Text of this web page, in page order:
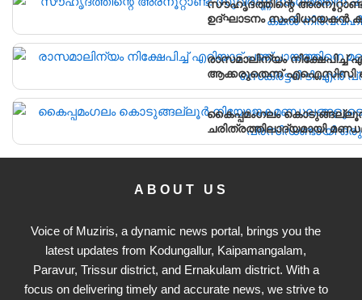
സൗഹൃദത്തിന്റെ
ഉദ്ഘാടനം സംവിധായകൻ
രാസമാലിന്യം
ആക്കരുതെന്ന് എഐസിസി
കൈപ്പമംഗലം
ചരിത്രത്തിലാദ്യമായി
ABOUT US
Voice of Muziris, a dynamic news portal, brings you the
latest updates from Kodungallur, Kaipamangalam,
Paravur, Trissur district, and Ernakulam district. With a
focus on delivering timely and accurate news, we strive to